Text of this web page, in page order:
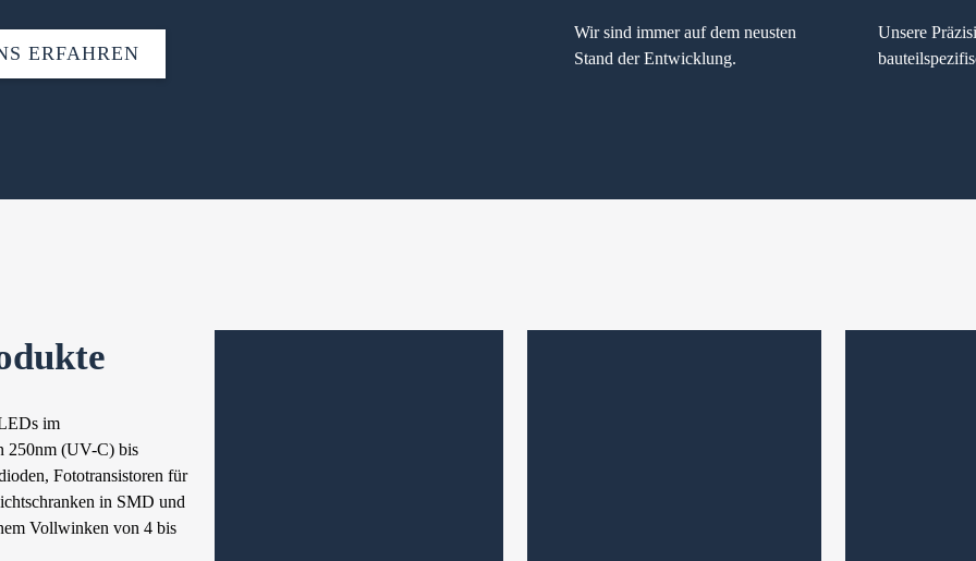
ERFAHREN
Wir sind immer auf dem neusten
Stand der Entwicklung.
Unsere
im
250nm (UV-C) bis
Fototransistoren für
in SMD und
Vollwinken von 4 bis